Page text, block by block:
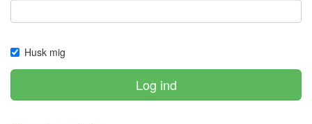
Husk mig
Log ind